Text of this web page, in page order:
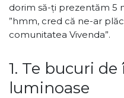
dorim să-ți prezentăm 5
”hmm, cred că ne-ar
comunitatea Vivenda”.
1. Te bucuri
luminoase